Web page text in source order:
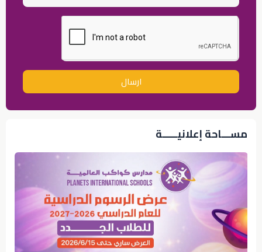
ارسال
مســـاحة إعلانيـــــة